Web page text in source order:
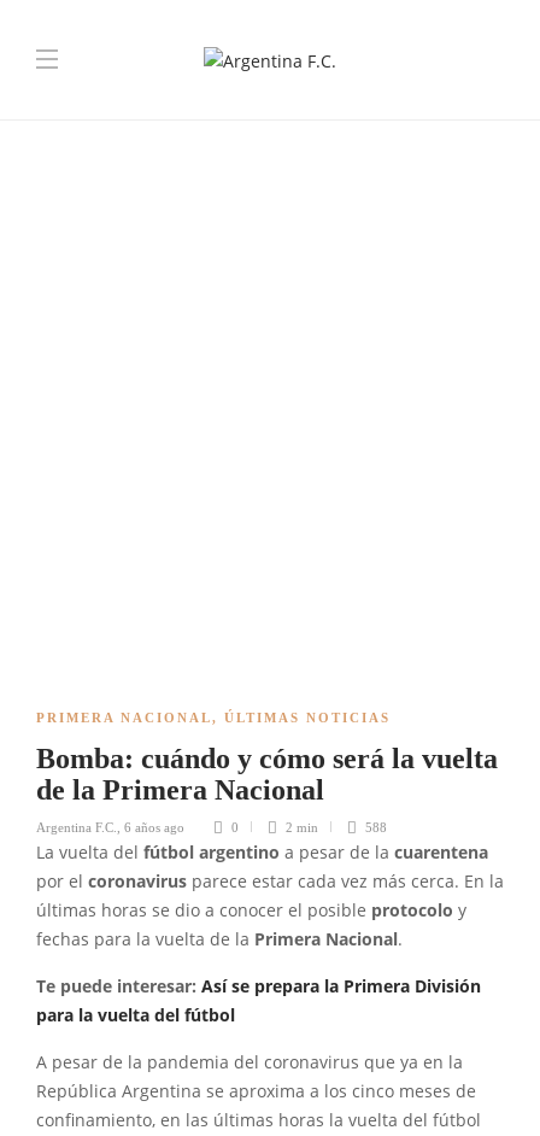
PRIMERA NACIONAL, ÚLTIMAS NOTICIAS
Bomba: cuándo y cómo será la vuelta
de la Primera Nacional
Argentina F.C. 6 años ago 0 2 min 588
La vuelta del fútbol argentino a pesar de la cuarentena
por el coronavirus parece estar cada vez más cerca. En la
últimas horas se dio a conocer el posible protocolo y
fechas para la vuelta de la Primera Nacional.
Te puede interesar: Así se prepara la Primera División
para la vuelta del fútbol
A pesar de la pandemia del coronavirus que ya en la
República Argentina se aproxima a los cinco meses de
confinamiento, en las últimas horas la vuelta del fútbol